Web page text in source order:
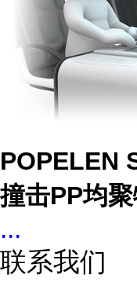
POPELEN
撞击PP均
...
联系我们